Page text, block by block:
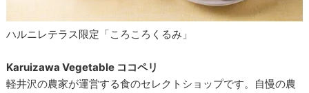
ハルニレテラス限定「ころころくるみ」
Karuizawa Vegetable ココペリ
軽井沢の農家が運営する食のセレクトショップです。自慢の農